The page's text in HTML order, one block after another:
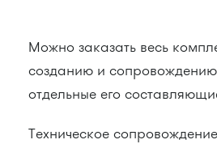
Можно заказать весь
созданию и
отдельные его
Техническое